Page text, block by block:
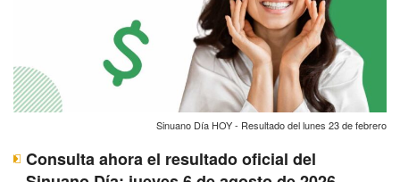
Sinuano Día HOY - Resultado del lunes 23 de febrero
Consulta ahora el resultado oficial del